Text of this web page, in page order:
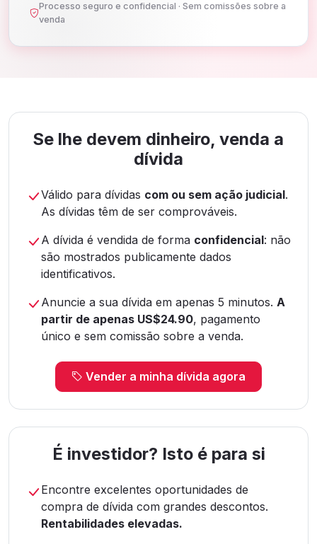
Processo seguro e confidencial · Sem comissões sobre a
venda
Se lhe devem dinheiro, venda a
dívida
Válido para dívidas com ou sem ação judicial.
As dívidas têm de ser comprováveis.
A dívida é vendida de forma confidencial: não
são mostrados publicamente dados
identificativos.
Anuncie a sua dívida em apenas 5 minutos. A
partir de apenas US$24.90, pagamento
único e sem comissão sobre a venda.
Vender a minha dívida agora
É investidor? Isto é para si
Encontre excelentes oportunidades de
compra de dívida com grandes descontos.
Rentabilidades elevadas.